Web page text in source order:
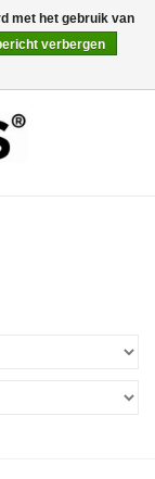
0 Artikelen - €0,00
met het gebruik van
verbergen